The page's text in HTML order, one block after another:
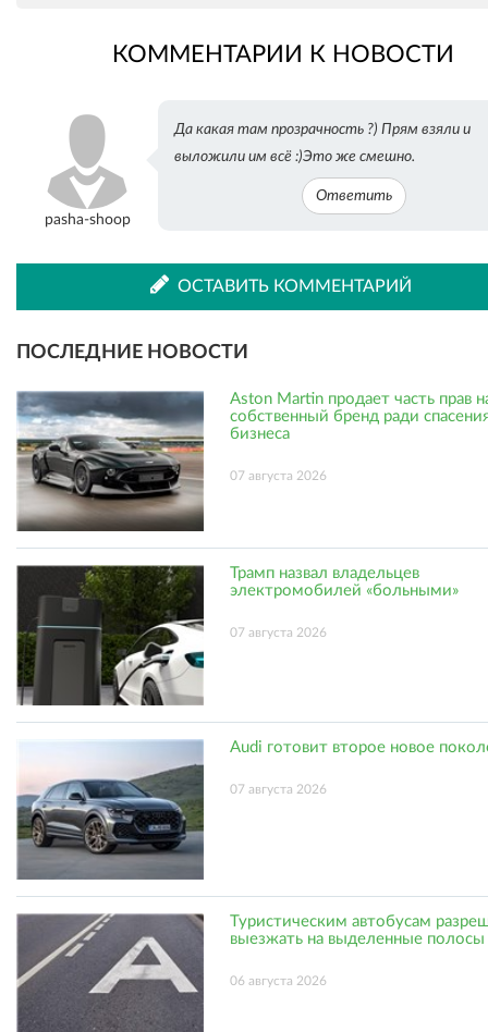
во
ВКонтакте
Одноклассниках
КОММЕНТАРИИ К НОВОСТИ
pasha-shoop
Да какая там прозрачность ?) Прям взяли и
выложили им всё :)Это же смешно.
Ответить
ОСТАВИТЬ КОММЕНТАРИЙ
ПОСЛЕДНИЕ НОВОСТИ
Aston Martin продает часть прав
собственный бренд ради
бизнеса
07 августа 2026
Трамп назвал владельцев
электромобилей «больными»
07 августа 2026
Audi готовит второе новое
07 августа 2026
Туристическим автобусам
выезжать на выделенные полосы
06 августа 2026